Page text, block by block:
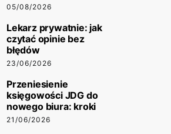
05/08/2026
Lekarz prywatnie: jak
czytać opinie bez
błędów
23/06/2026
Przeniesienie
księgowości JDG do
nowego biura: kroki
21/06/2026